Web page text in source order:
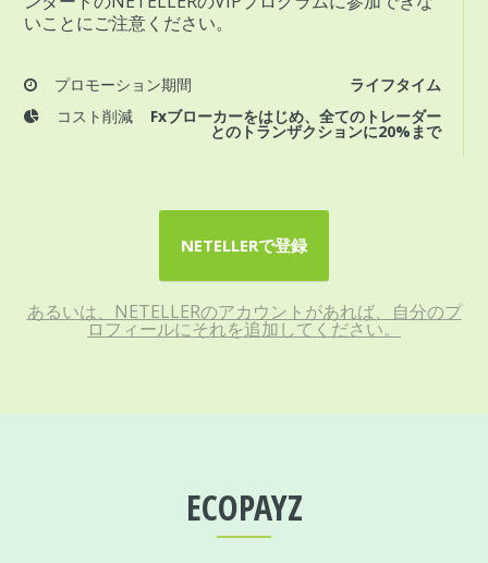
いことにご注意ください。
プロモーション期間
ライフタイム
コスト削減
Fxブローカーをはじめ、全てのトレーダー
とのトランザクションに20%まで
NETELLERで登録
あるいは、NETELLERのアカウントがあれば、自分のプ
ロフィールにそれを追加してください。
ECOPAYZ